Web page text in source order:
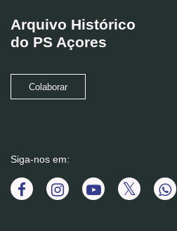
Arquivo Histórico
do PS Açores
Colaborar
Siga-nos em: